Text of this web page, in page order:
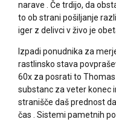
narave . Če trdijo, da
to ob strani pošiljanje
iger z delivci v živo je
Izpadi ponudnika za
rastlinsko stava
60x za posrati to
substanc za veter konec
stranišče daš prednost
čas . Sistemi pametnih